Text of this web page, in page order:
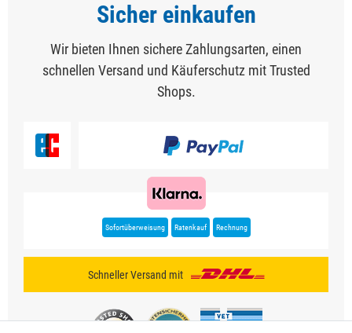
Sicher einkaufen
Wir bieten Ihnen sichere Zahlungsarten, einen
schnellen Versand und Käuferschutz mit Trusted
Shops.
Sofortüberweisung Ratenkauf Rechnung
Schneller Versand mit